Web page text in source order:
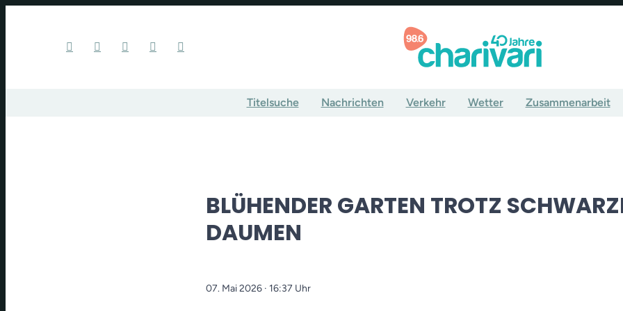
Titelsuche Nachrichten Verkehr Wetter Zusammenarbeit
BLÜHENDER GARTEN TROTZ
DAUMEN
07. Mai 2026 · 16:37 Uhr